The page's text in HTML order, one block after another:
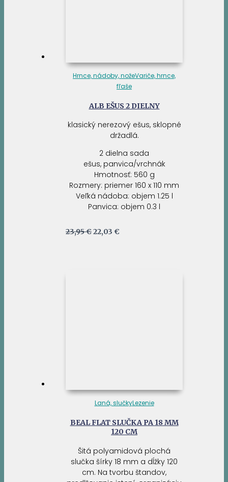
Hrnce, nádoby, nožeVariče, hrnce,
fľaše
ALB EŠUS 2 DIELNY
klasický nerezový ešus, sklopné
držadlá.
2 dielna sada
ešus, panvica/vrchnák
Hmotnosť: 560 g
Rozmery: priemer 160 x 110 mm
Veľká nádoba: objem 1.25 l
Panvica: objem 0.3 l
23,95€Pôvodná
22,03 €
Laná, slučkyLezenie
BEAL FLAT SLUČKA PA 18 MM
120 CM
Šitá polyamidová plochá
slučka šírky 18 mm a dĺžky 120
cm. Na tvorbu štandov,